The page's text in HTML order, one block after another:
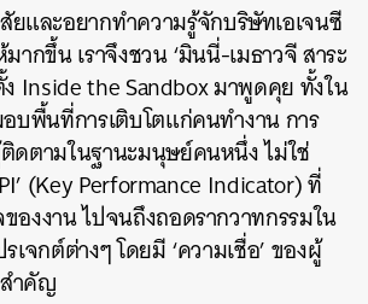
ยและอยากทำความรู้จักบริษัทเอเจนซี
ากขึ้น เราจึงชวน ‘มินนี่-เมธาวจี สาระ
Inside the Sandbox มาพูดคุย ทั้งใน
บพื้นที่การเติบโตแก่คนทำงาน การ
ตามในฐานะมนุษย์คนหนึ่ง ไม่ใช่
(Key Performance Indicator) ที่
องงาน ไปจนถึงถอดรากวาทกรรมใน
จกต์ต่างๆ โดยมี ‘ความเชื่อ’ ของผู้
ำคัญ